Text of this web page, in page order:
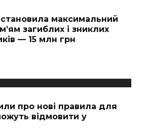
максимальний
загиблих і зниклих
— 15 млн грн
про нові правила для
відмовити у